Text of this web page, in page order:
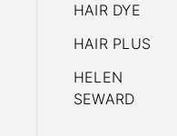
HAIR DYE
HAIR PLUS
HELEN
SEWARD